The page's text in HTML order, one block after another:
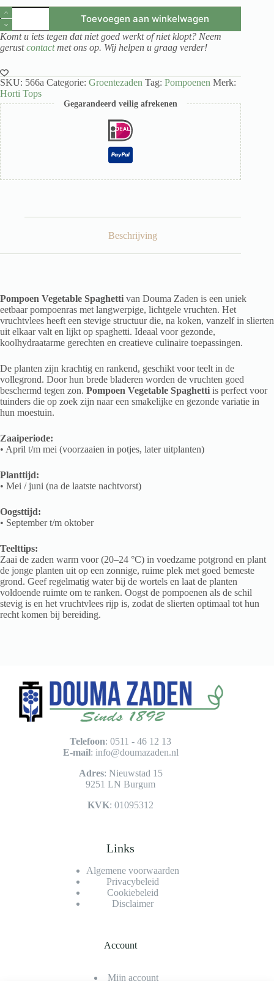
Pompoen
Vegetable
Spaghetti
aantal
Toevoegen aan winkelwagen
Komt u iets tegen dat niet goed werkt of niet klopt? Neem
gerustcontactmet ons op. Wij helpen u graag verder!
SKU: 566a Categorie: Groentezaden Tag: Pompoenen Merk:
Horti Tops
Gegarandeerd veilig afrekenen
Beschrijving
Pompoen Vegetable Spaghetti van Douma Zaden is een uniek
eetbaar pompoenras met langwerpige, lichtgele vruchten. Het
vruchtvlees heeft een stevige structuur die, na koken, vanzelf in slierten
uit elkaar valt en lijkt op spaghetti. Ideaal voor gezonde,
koolhydraatarme gerechten en creatieve culinaire toepassingen.
De planten zijn krachtig en rankend, geschikt voor teelt in de
vollegrond. Door hun brede bladeren worden de vruchten goed
beschermd tegen zon. Pompoen Vegetable Spaghetti is perfect voor
tuinders die op zoek zijn naar een smakelijke en gezonde variatie in
hun moestuin.
Zaaiperiode:
• April t/m mei (voorzaaien in potjes, later uitplanten)
Planttijd:
• Mei / juni (na de laatste nachtvorst)
Oogsttijd:
• September t/m oktober
Teelttips:
Zaai de zaden warm voor (20–24 °C) in voedzame potgrond en plant
de jonge planten uit op een zonnige, ruime plek met goed bemeste
grond. Geef regelmatig water bij de wortels en laat de planten
voldoende ruimte om te ranken. Oogst de pompoenen als de schil
stevig is en het vruchtvlees rijp is, zodat de slierten optimaal tot hun
recht komen bij bereiding.
Telefoon: 0511 - 46 12 13
E-mail: info@doumazaden.nl
Adres: Nieuwstad 15
9251 LN Burgum
KVK: 01095312
Links
Algemene voorwaarden
Privacybeleid
Cookiebeleid
Disclaimer
Account
Mijn account